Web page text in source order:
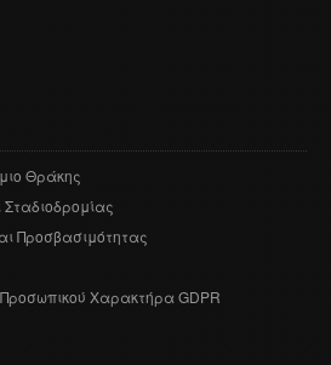
Θράκης
Προσβασιμότητας
Χαρακτήρα GDPR